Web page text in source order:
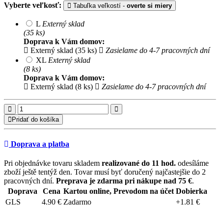
Vyberte veľkosť: Tabuľka veľkostí - overte si miery
L Externý sklad
(35 ks)
Doprava k Vám domov:
Externý sklad (35 ks)
Zasielame do 4-7 pracovných dní
XL Externý sklad
(8 ks)
Doprava k Vám domov:
Externý sklad (8 ks)
Zasielame do 4-7 pracovných dní
Pridať do košíka
Doprava a platba
Pri objednávke tovaru skladem realizované do 11 hod. odesíláme
zboží ještě tentýž den. Tovar musí byť doručený najčastejšie do 2
pracovných dní. Preprava je zdarma pri nákupe nad 75 €.
Doprava
Cena Kartou online, Prevodom na účet Dobierka
GLS
4.90 € Zadarmo
+1.81 €